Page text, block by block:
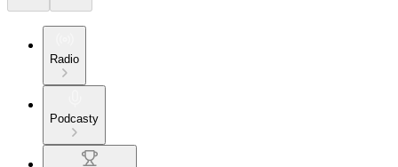
Radio
Podcasty